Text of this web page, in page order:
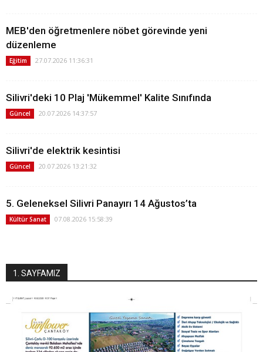
MEB'den öğretmenlere nöbet görevinde yeni
düzenleme
Eğitim 27.07.2026 11:36:31
Silivri'deki 10 Plaj 'Mükemmel' Kalite Sınıfında
Güncel 20.07.2026 14:37:57
Silivri'de elektrik kesintisi
Güncel 20.07.2026 13:21:32
5. Geleneksel Silivri Panayırı 14 Ağustos’ta
Kültür Sanat 07.08.2026 15:58:39
1. SAYFAMIZ